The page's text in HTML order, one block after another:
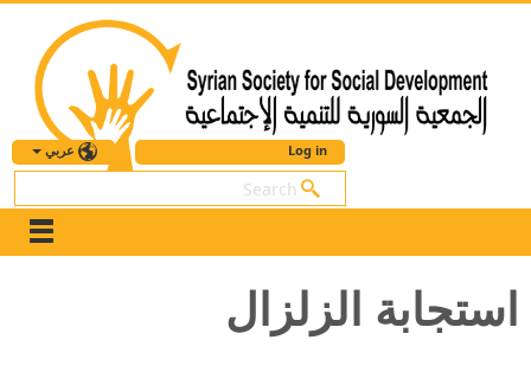
عربي Log in
بحث
استجابة الزلزال